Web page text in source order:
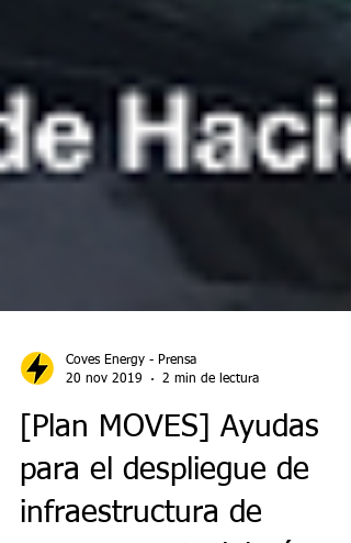
20 nov 2019
2 min de lectura
[Plan MOVES] Ayudas
para el despliegue de